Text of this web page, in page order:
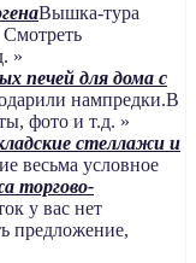
Вышка-тура
»
печей для дома с
нампредки.В
фото и т.д. »
стеллажи и
весьма условное
торгово-
у вас нет
предложение,